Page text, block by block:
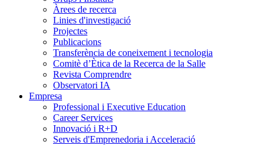
Àrees de recerca
Linies d'investigació
Projectes
Publicacions
Transferència de coneixement i tecnologia
Comitè d’Ètica de la Recerca de la Salle
Revista Comprendre
Observatori IA
Empresa
Professional i Executive Education
Career Services
Innovació i R+D
Serveis d'Emprenedoria i Acceleració